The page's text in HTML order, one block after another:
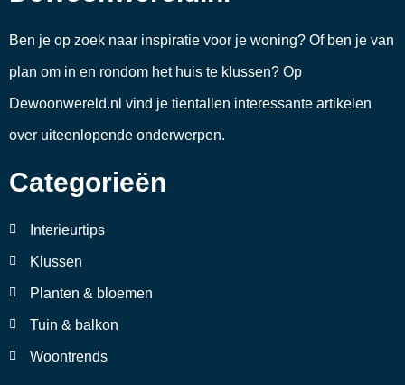
Ben je op zoek naar inspiratie voor je woning? Of ben je van
plan om in en rondom het huis te klussen? Op
Dewoonwereld.nl vind je tientallen interessante artikelen
over uiteenlopende onderwerpen.
Categorieën
Interieurtips
Klussen
Planten & bloemen
Tuin & balkon
Woontrends